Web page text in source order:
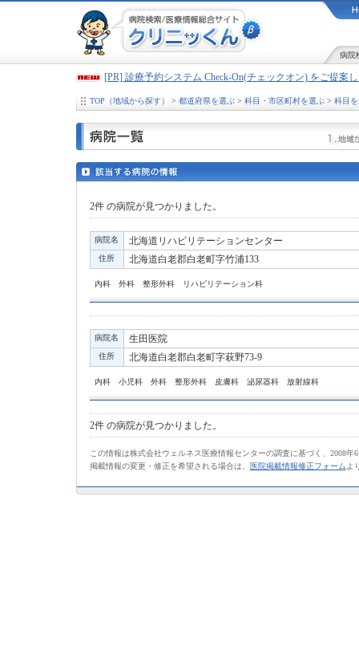
病院
[PR] 診療予約システム Check-On(チェックオン) をご提案
TOP（地域から探す） > 都道府県を選ぶ> 科目・市区町村を選ぶ> 科目
2件の病院が見つかりました。
病院名 北海道リハビリテーションセンター
住所 北海道白老郡白老町字竹浦133
内科 外科 整形外科 リハビリテーション科
病院名 生田医院
住所 北海道白老郡白老町字萩野73-9
内科 小児科 外科 整形外科 皮膚科 泌尿器科 放射線科
2件の病院が見つかりました。
この情報は株式会社ウェルネス医療情報センターの調査に基づく、2008年
掲載情報の変更・修正を希望される場合は、
医院掲載情報修正フォーム よ